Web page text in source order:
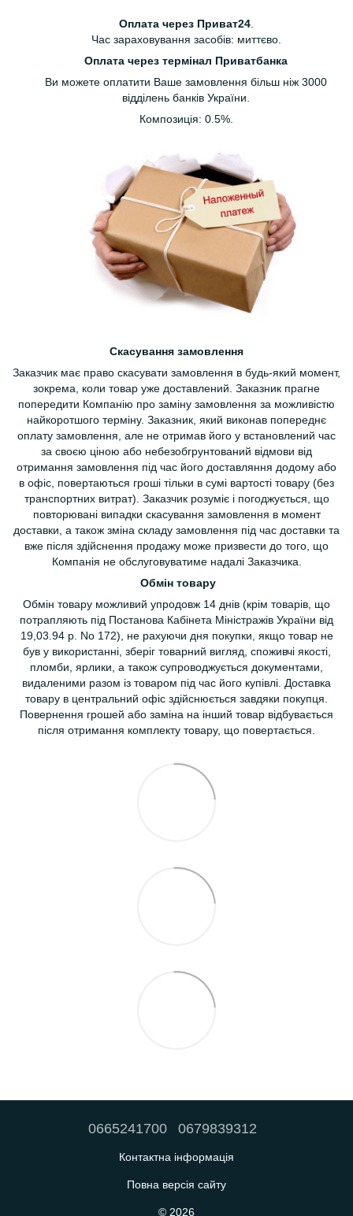
Оплата через Приват24.
Час зараховування засобів: миттєво.
Оплата через термінал Приватбанка
Ви можете оплатити Ваше замовлення більш ніж 3000
відділень банків України.
Композиція: 0.5%.
Скасування замовлення
Заказчик має право скасувати замовлення в будь-який момент,
зокрема, коли товар уже доставлений. Заказник прагне
попередити Компанію про заміну замовлення за можливістю
найкоротшого терміну. Заказник, який виконав попереднє
оплату замовлення, але не отримав його у встановлений час
за своєю ціною або небезобгрунтований відмови від
отримання замовлення під час його доставляння додому або
в офіс, повертаються гроші тільки в сумі вартості товару (без
транспортних витрат). Заказчик розуміє і погоджується, що
повторювані випадки скасування замовлення в момент
доставки, а також зміна складу замовлення під час доставки та
вже після здійснення продажу може призвести до того, що
Компанія не обслуговуватиме надалі Заказчика.
Обмін товару
Обмін товару можливий упродовж 14 днів (крім товарів, що
потрапляють під Постанова Кабінета Міністражів України від
19,03.94 р. No 172), не рахуючи дня покупки, якщо товар не
був у використанні, зберіг товарний вигляд, споживчі якості,
пломби, ярлики, а також супроводжується документами,
видаленими разом із товаром під час його купівлі. Доставка
товару в центральний офіс здійснюється завдяки покупця.
Повернення грошей або заміна на інший товар відбувається
після отримання комплекту товару, що повертається.
0665241700 0679839312
Контактна інформація
Повна версія сайту
© 2026